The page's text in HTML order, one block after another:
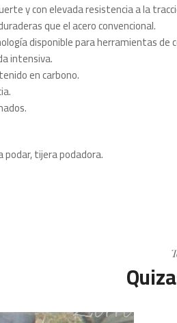
y con elevada resistencia a la
que el acero convencional.
disponible para herramientas
intensiva.
en carbono.
tijera podadora.